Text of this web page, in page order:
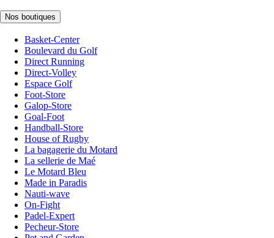
Nos boutiques
Basket-Center
Boulevard du Golf
Direct Running
Direct-Volley
Espace Golf
Foot-Store
Galop-Store
Goal-Foot
Handball-Store
House of Rugby
La bagagerie du Motard
La sellerie de Maé
Le Motard Bleu
Made in Paradis
Nauti-wave
On-Fight
Padel-Expert
Pecheur-Store